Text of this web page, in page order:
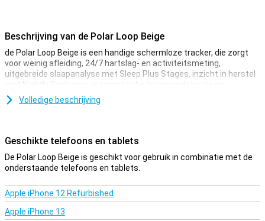
Beschrijving van de Polar Loop Beige
de Polar Loop Beige is een handige schermloze tracker, die zorgt
voor weinig afleiding, 24/7 hartslag- en activiteitsmeting,
uitgebreide slaapanalyse met Sleep Plus Stages, inzicht in herstel
met Nightly Recharge, automatische trainingsdetectie en
koppeling met de Polar Flow-app. Met de Polar Loop Beige werk je
elke dag aan een gezondere levensstijl. Deze lichte fitnessband
hoeft te kijken. Zo focus jij op bewegen, herstellen en beter slapen.
Altijd inzicht in je activiteit
activiteitsmeting zie je precies hoeveel je beweegt en hoe actief je
bent geweest. De ingebouwde stappenteller registreert elke stap
en helpt je jouw dagelijkse activiteitsdoel te halen. Zit je te lang stil?
Volledige beschrijving
Geschikte telefoons en tablets
De Polar Loop Beige is geschikt voor gebruik in combinatie met de
onderstaande telefoons en tablets.
Apple iPhone 12 Refurbished
Apple iPhone 13